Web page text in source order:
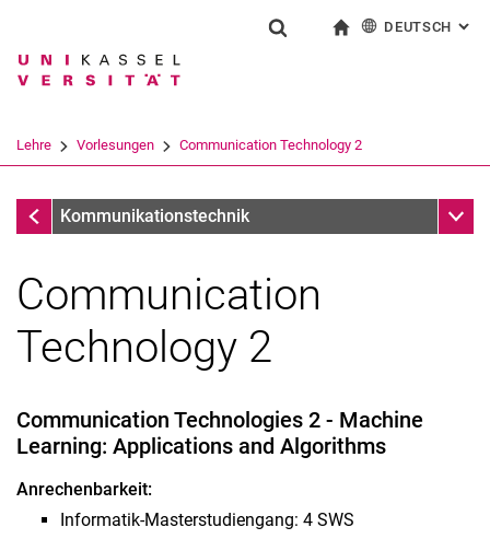
Springe direkt zu: Inhalt
Springe direkt zu: Suche
Springe direkt zu:
Suchbegriff
Suchen (öffnet externen Link in einem
DEUTSCH :
Lehre Vorlesungen Communication Technology 2
Vorlesungen
Kommunikationstechnik
Vorlesungen
Rechnernetze
Mobile Computing
Communication
Technology 2
Communication Technologies 2 - Machine
Learning: Applications and Algorithms
Anrechenbarkeit:
Informatik-Masterstudiengang: 4 SWS